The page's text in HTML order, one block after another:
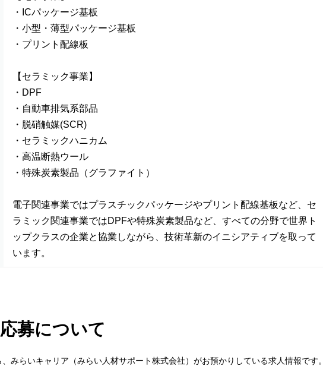
・ICパッケージ基板
・小型・薄型パッケージ基板
・プリント配線板
【セラミック事業】
・DPF
・自動車排気系部品
・脱硝触媒(SCR)
・セラミックハニカム
・高温断熱ウール
・特殊炭素製品（グラファイト）
電子関連事業ではプラスチックパッケージやプリント配線基板など、セ
ラミック関連事業ではDPFや特殊炭素製品など、すべての分野で世界ト
ップクラスの企業と協業しながら、技術革新のイニシアティブを取って
います。
募について
みらいキャリア（みらい人材サポート株式会社）がお預かりしている求人情報です。